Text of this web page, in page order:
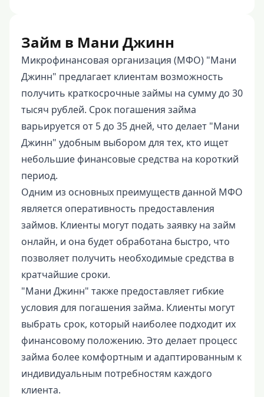
Займ в Мани Джинн
Микрофинансовая организация (МФО) "Мани
Джинн" предлагает клиентам возможность
получить краткосрочные займы на сумму до 30
тысяч рублей. Срок погашения займа
варьируется от 5 до 35 дней, что делает "Мани
Джинн" удобным выбором для тех, кто ищет
небольшие финансовые средства на короткий
период.
Одним из основных преимуществ данной МФО
является оперативность предоставления
займов. Клиенты могут подать заявку на займ
онлайн, и она будет обработана быстро, что
позволяет получить необходимые средства в
кратчайшие сроки.
"Мани Джинн" также предоставляет гибкие
условия для погашения займа. Клиенты могут
выбрать срок, который наиболее подходит их
финансовому положению. Это делает процесс
займа более комфортным и адаптированным к
индивидуальным потребностям каждого
клиента.